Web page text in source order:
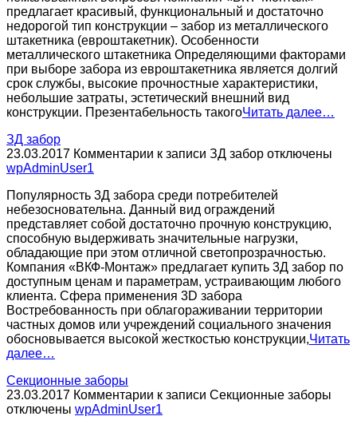
предлагает красивый, функциональный и достаточно
недорогой тип конструкции – забор из металлического
штакетника (евроштакетник). Особенности
металлического штакетника Определяющими факторами
при выборе забора из евроштакетника является долгий
срок службы, высокие прочностные характеристики,
небольшие затраты, эстетический внешний вид
конструкции. Презентабельность такогоЧитать далее…
ЗД забор
23.03.2017 Комментарии к записи ЗД забор отключены
wpAdminUser1
Популярность 3Д забора среди потребителей
небезосновательна. Данный вид ограждений
представляет собой достаточно прочную конструкцию,
способную выдерживать значительные нагрузки,
обладающие при этом отличной светопрозрачностью.
Компания «ВКФ-Монтаж» предлагает купить 3Д забор по
доступным ценам и параметрам, устраивающим любого
клиента. Сфера применения 3D забора
Востребованность при облагораживании территории
частных домов или учреждений социального значения
обосновывается высокой жесткостью конструкции,Читать
далее…
Секционные заборы
23.03.2017 Комментарии к записи Секционные заборы
отключены wpAdminUser1